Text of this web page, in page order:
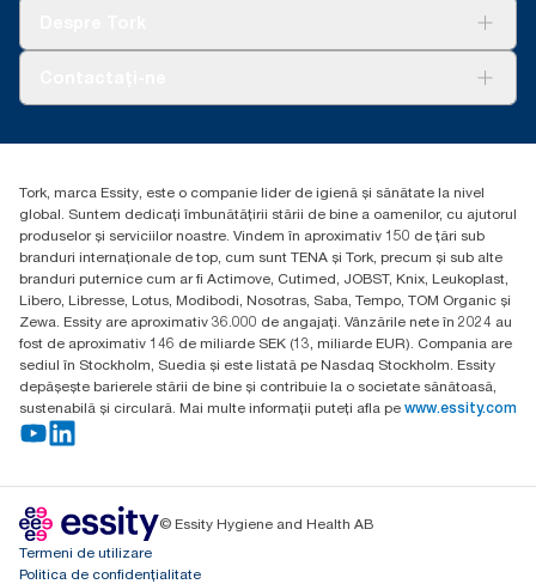
Essity Hungary Kft. Professional Hygiene
Budakeszi út 51.
Tork, marca Essity, este o companie lider de igienă și sănătate la nivel
global. Suntem dedicați îmbunătățirii stării de bine a oamenilor, cu ajutorul
produselor și serviciilor noastre. Vindem în aproximativ 150 de țări sub
branduri internaționale de top, cum sunt TENA și Tork, precum și sub alte
branduri puternice cum ar fi Actimove, Cutimed, JOBST, Knix, Leukoplast,
Libero, Libresse, Lotus, Modibodi, Nosotras, Saba, Tempo, TOM Organic și
Zewa. Essity are aproximativ 36.000 de angajați. Vânzările nete în 2024 au
fost de aproximativ 146 de miliarde SEK (13, miliarde EUR). Compania are
sediul în Stockholm, Suedia și este listată pe Nasdaq Stockholm. Essity
depășește barierele stării de bine și contribuie la o societate sănătoasă,
sustenabilă și circulară. Mai multe informații puteți afla pe www.essity.com
© Essity Hygiene and Health AB
Termeni de utilizare
Politica de confidențialitate